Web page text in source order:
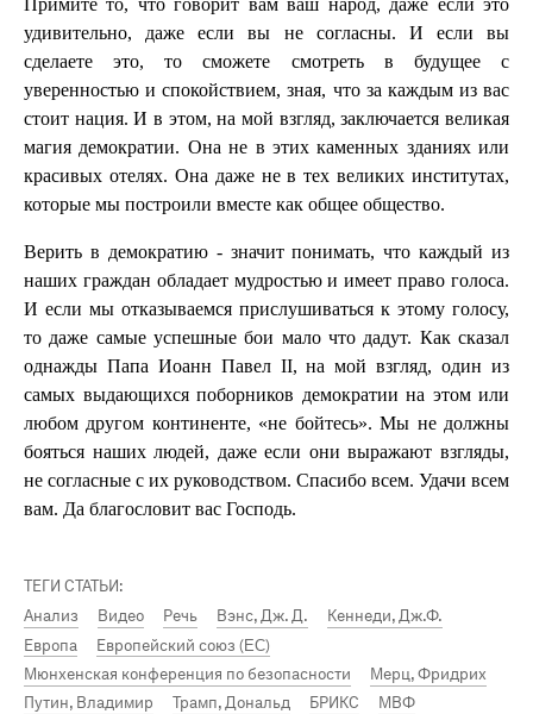
Примите то, что говорит вам ваш народ, даже если это
удивительно, даже если вы не согласны. И если вы
сделаете это, то сможете смотреть в будущее с
уверенностью и спокойствием, зная, что за каждым из вас
стоит нация. И в этом, на мой взгляд, заключается великая
магия демократии. Она не в этих каменных зданиях или
красивых отелях. Она даже не в тех великих институтах,
которые мы построили вместе как общее общество.
Верить в демократию - значит понимать, что каждый из
наших граждан обладает мудростью и имеет право голоса.
И если мы отказываемся прислушиваться к этому голосу,
то даже самые успешные бои мало что дадут. Как сказал
однажды Папа Иоанн Павел II, на мой взгляд, один из
самых выдающихся поборников демократии на этом или
любом другом континенте, «не бойтесь». Мы не должны
бояться наших людей, даже если они выражают взгляды,
не согласные с их руководством. Спасибо всем. Удачи всем
вам. Да благословит вас Господь.
ТЕГИ СТАТЬИ:
Анализ
Видео Речь Вэнс, Дж. Д.
Кеннеди, Дж.Ф.
Европа
Европейский союз (EC)
Мюнхенская конференция по безопасности
Мерц, Фридрих
Путин, Владимир
Трамп, Дональд БРИКС МВФ